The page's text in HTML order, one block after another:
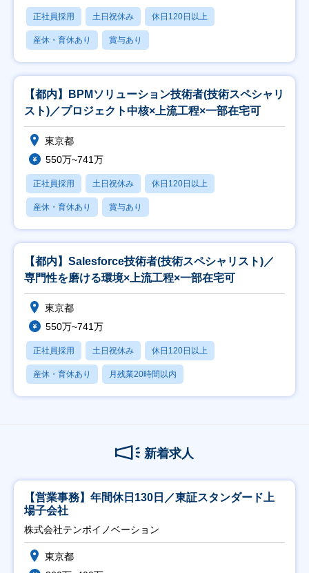
正社員採用 土日祝休み 休日120日以上
産休・育休あり 賞与あり
【都内】BPMソリューション技術者(技術スペシャリ
スト)／プロジェクト中核×上流工程×一部在宅可
東京都
550万~741万
正社員採用 土日祝休み 休日120日以上
産休・育休あり 賞与あり
【都内】Salesforce技術者(技術スペシャリスト)／
専門性を磨ける環境×上流工程×一部在宅可
東京都
550万~741万
正社員採用 土日祝休み 休日120日以上
産休・育休あり 月残業20時間以内
新着求人
【営業事務】年間休日130日／東証スタンダード上
場子会社
株式会社テンポイノベーション
東京都